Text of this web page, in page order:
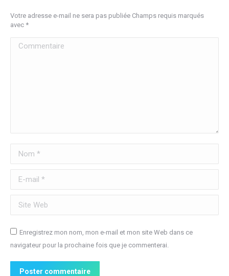
Votre adresse e-mail ne sera pas publiée Champs requis marqués
avec *
Commentaire
Nom *
E-mail *
Site Web
Enregistrez mon nom, mon e-mail et mon site Web dans ce
navigateur pour la prochaine fois que je commenterai.
Poster commentaire